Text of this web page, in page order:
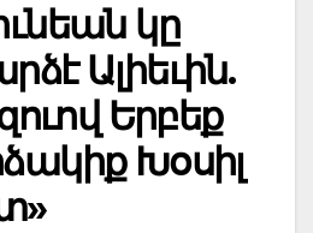
կը
Ալիեւին.
Երբեք
Խօսիլ